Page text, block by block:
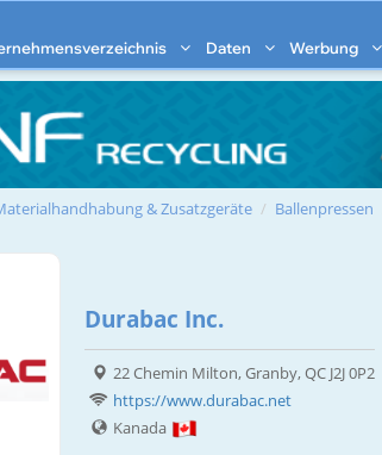
Daten Werbung
& Zusatzgeräte Ballenpressen
Durabac Inc.
22 Chemin Milton, Granby, QC J2J 0P2
https://www.durabac.net
Kanada